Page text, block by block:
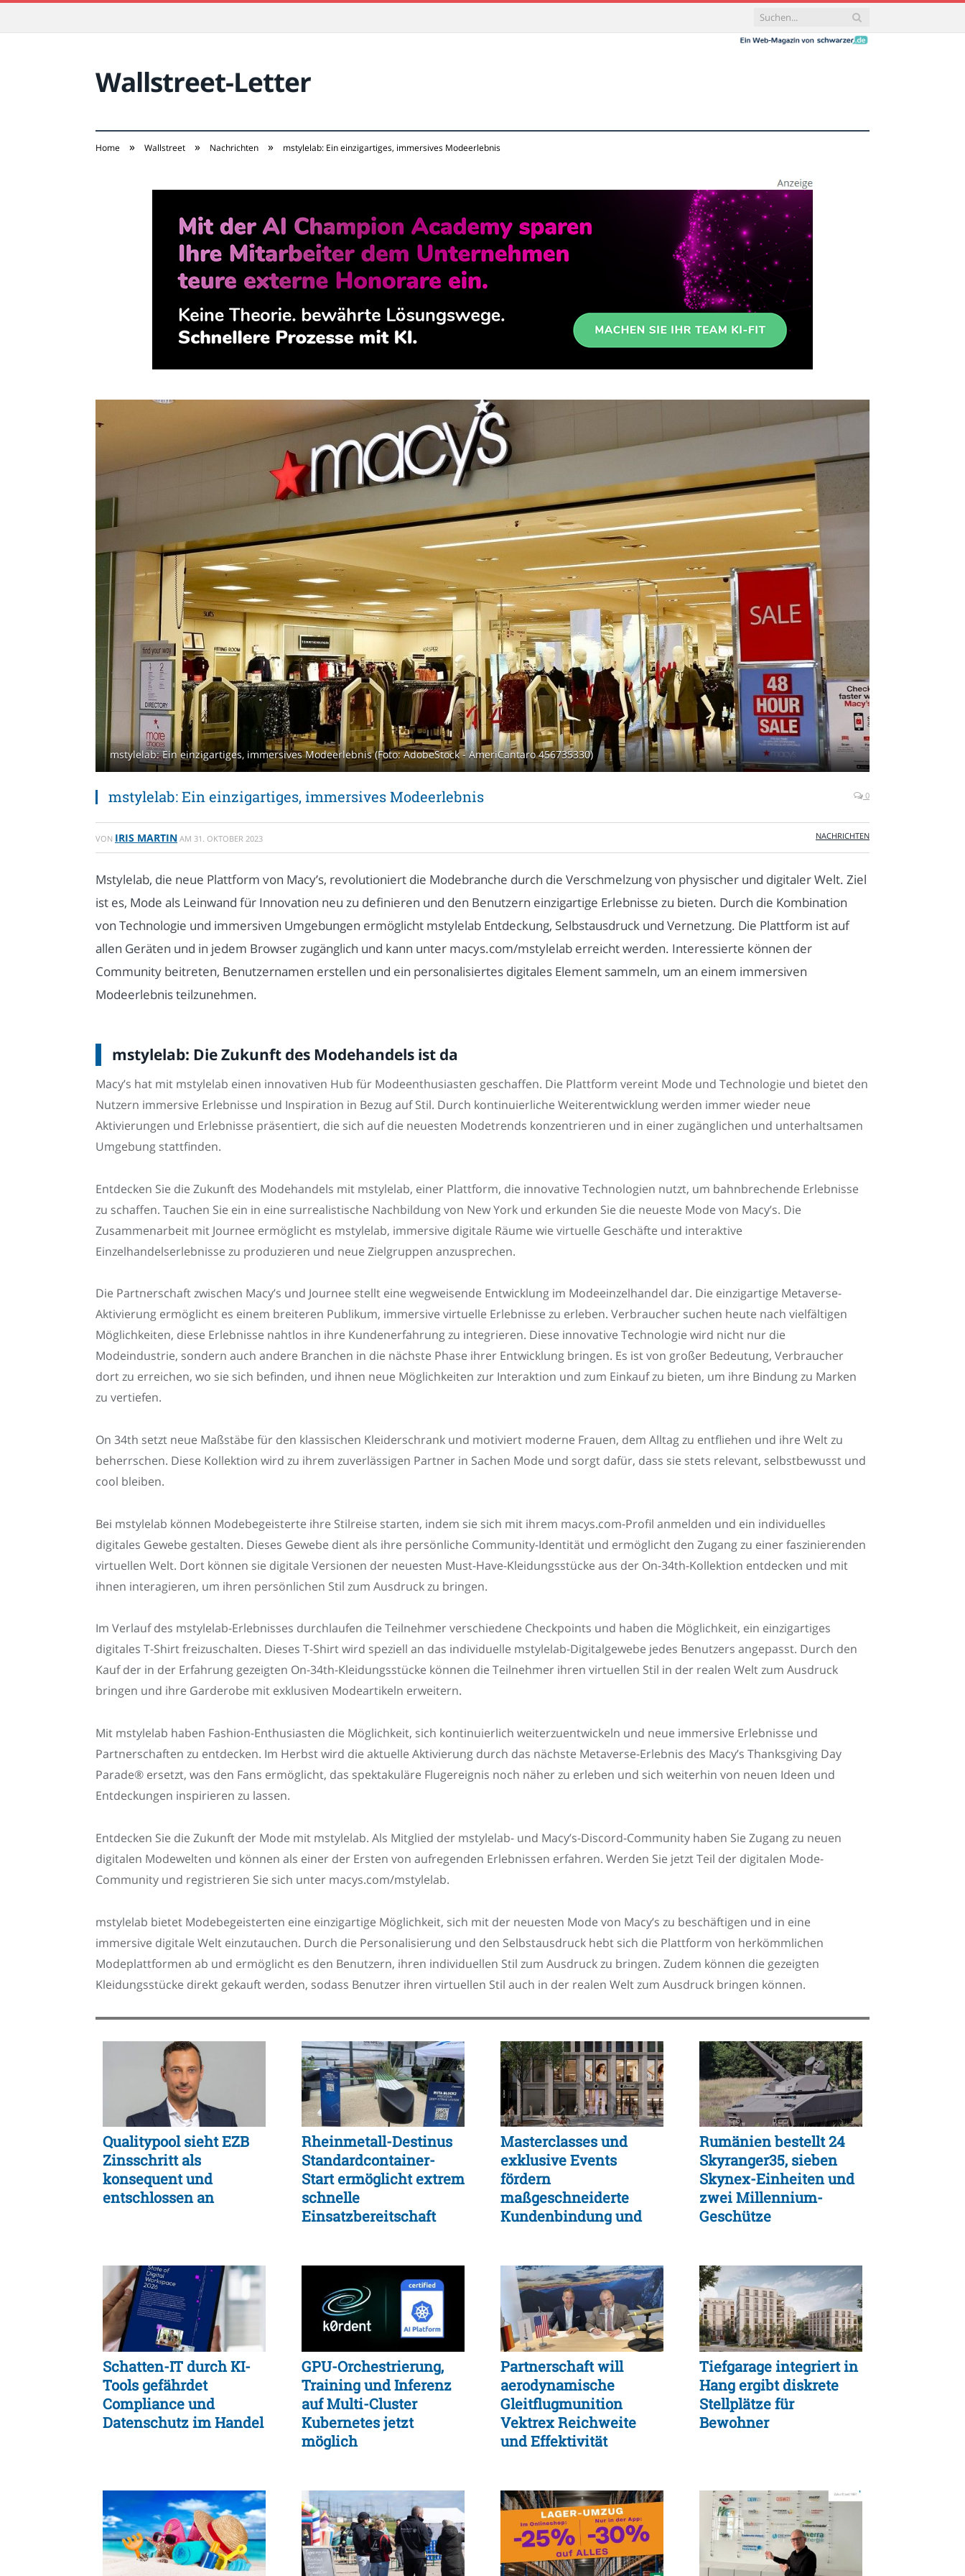
Wallstreet-Letter
Home » Wallstreet » Nachrichten » mstylelab: Ein einzigartiges, immersives Modeerlebnis
mstylelab: Ein einzigartiges, immersives Modeerlebnis (Foto: AdobeStock - AmeriCantaro 456735330)
mstylelab: Ein einzigartiges, immersives Modeerlebnis 0
VON IRIS MARTIN AM 31. OKTOBER 2023 NACHRICHTEN
Mstylelab, die neue Plattform von Macy’s, revolutioniert die Modebranche durch die Verschmelzung von physischer und digitaler Welt. Ziel
ist es, Mode als Leinwand für Innovation neu zu definieren und den Benutzern einzigartige Erlebnisse zu bieten. Durch die Kombination
von Technologie und immersiven Umgebungen ermöglicht mstylelab Entdeckung, Selbstausdruck und Vernetzung. Die Plattform ist auf
allen Geräten und in jedem Browser zugänglich und kann unter macys.com/mstylelab erreicht werden. Interessierte können der
Community beitreten, Benutzernamen erstellen und ein personalisiertes digitales Element sammeln, um an einem immersiven
Modeerlebnis teilzunehmen.
mstylelab: Die Zukunft des Modehandels ist da
Macy’s hat mit mstylelab einen innovativen Hub für Modeenthusiasten geschaffen. Die Plattform vereint Mode und Technologie und bietet den
Nutzern immersive Erlebnisse und Inspiration in Bezug auf Stil. Durch kontinuierliche Weiterentwicklung werden immer wieder neue
Aktivierungen und Erlebnisse präsentiert, die sich auf die neuesten Modetrends konzentrieren und in einer zugänglichen und unterhaltsamen
Umgebung stattfinden.
Entdecken Sie die Zukunft des Modehandels mit mstylelab, einer Plattform, die innovative Technologien nutzt, um bahnbrechende Erlebnisse
zu schaffen. Tauchen Sie ein in eine surrealistische Nachbildung von New York und erkunden Sie die neueste Mode von Macy’s. Die
Zusammenarbeit mit Journee ermöglicht es mstylelab, immersive digitale Räume wie virtuelle Geschäfte und interaktive
Einzelhandelserlebnisse zu produzieren und neue Zielgruppen anzusprechen.
Die Partnerschaft zwischen Macy’s und Journee stellt eine wegweisende Entwicklung im Modeeinzelhandel dar. Die einzigartige Metaverse-
Aktivierung ermöglicht es einem breiteren Publikum, immersive virtuelle Erlebnisse zu erleben. Verbraucher suchen heute nach vielfältigen
Möglichkeiten, diese Erlebnisse nahtlos in ihre Kundenerfahrung zu integrieren. Diese innovative Technologie wird nicht nur die
Modeindustrie, sondern auch andere Branchen in die nächste Phase ihrer Entwicklung bringen. Es ist von großer Bedeutung, Verbraucher
dort zu erreichen, wo sie sich befinden, und ihnen neue Möglichkeiten zur Interaktion und zum Einkauf zu bieten, um ihre Bindung zu Marken
zu vertiefen.
On 34th setzt neue Maßstäbe für den klassischen Kleiderschrank und motiviert moderne Frauen, dem Alltag zu entfliehen und ihre Welt zu
beherrschen. Diese Kollektion wird zu ihrem zuverlässigen Partner in Sachen Mode und sorgt dafür, dass sie stets relevant, selbstbewusst und
cool bleiben.
Bei mstylelab können Modebegeisterte ihre Stilreise starten, indem sie sich mit ihrem macys.com-Profil anmelden und ein individuelles
digitales Gewebe gestalten. Dieses Gewebe dient als ihre persönliche Community-Identität und ermöglicht den Zugang zu einer faszinierenden
virtuellen Welt. Dort können sie digitale Versionen der neuesten Must-Have-Kleidungsstücke aus der On-34th-Kollektion entdecken und mit
ihnen interagieren, um ihren persönlichen Stil zum Ausdruck zu bringen.
Im Verlauf des mstylelab-Erlebnisses durchlaufen die Teilnehmer verschiedene Checkpoints und haben die Möglichkeit, ein einzigartiges
digitales T-Shirt freizuschalten. Dieses T-Shirt wird speziell an das individuelle mstylelab-Digitalgewebe jedes Benutzers angepasst. Durch den
Kauf der in der Erfahrung gezeigten On-34th-Kleidungsstücke können die Teilnehmer ihren virtuellen Stil in der realen Welt zum Ausdruck
bringen und ihre Garderobe mit exklusiven Modeartikeln erweitern.
Mit mstylelab haben Fashion-Enthusiasten die Möglichkeit, sich kontinuierlich weiterzuentwickeln und neue immersive Erlebnisse und
Partnerschaften zu entdecken. Im Herbst wird die aktuelle Aktivierung durch das nächste Metaverse-Erlebnis des Macy’s Thanksgiving Day
Parade® ersetzt, was den Fans ermöglicht, das spektakuläre Flugereignis noch näher zu erleben und sich weiterhin von neuen Ideen und
Entdeckungen inspirieren zu lassen.
Entdecken Sie die Zukunft der Mode mit mstylelab. Als Mitglied der mstylelab- und Macy’s-Discord-Community haben Sie Zugang zu neuen
digitalen Modewelten und können als einer der Ersten von aufregenden Erlebnissen erfahren. Werden Sie jetzt Teil der digitalen Mode-
Community und registrieren Sie sich unter macys.com/mstylelab.
mstylelab bietet Modebegeisterten eine einzigartige Möglichkeit, sich mit der neuesten Mode von Macy’s zu beschäftigen und in eine
immersive digitale Welt einzutauchen. Durch die Personalisierung und den Selbstausdruck hebt sich die Plattform von herkömmlichen
Modeplattformen ab und ermöglicht es den Benutzern, ihren individuellen Stil zum Ausdruck zu bringen. Zudem können die gezeigten
Kleidungsstücke direkt gekauft werden, sodass Benutzer ihren virtuellen Stil auch in der realen Welt zum Ausdruck bringen können.
Qualitypool sieht EZB
Zinsschritt als
konsequent und
entschlossen an
Rheinmetall-Destinus
Standardcontainer-
Start ermöglicht extrem
schnelle
Einsatzbereitschaft
Masterclasses und
exklusive Events
fördern
maßgeschneiderte
Kundenbindung und
Rumänien bestellt 24
Skyranger35, sieben
Skynex-Einheiten und
zwei Millennium-
Geschütze
Schatten-IT durch KI-
Tools gefährdet
Compliance und
Datenschutz im Handel
GPU-Orchestrierung,
Training und Inferenz
auf Multi-Cluster
Kubernetes jetzt
möglich
Partnerschaft will
aerodynamische
Gleitflugmunition
Vektrex Reichweite
und Effektivität
Tiefgarage integriert in
Hang ergibt diskrete
Stellplätze für
Bewohner